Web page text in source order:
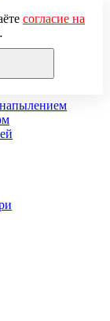
согласие на
сведения о
п.)
сайт.